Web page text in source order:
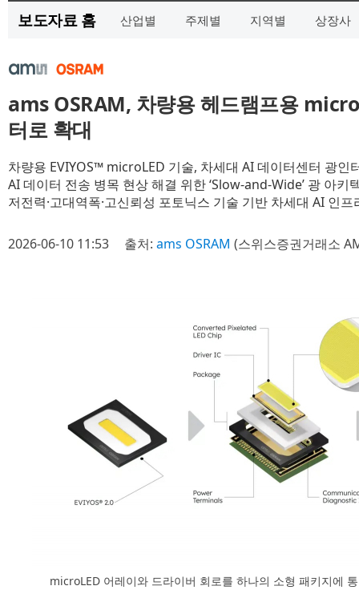
보도자료 홈 산업별 주제별 지역별 상장사
ams OSRAM, 차량용 헤드램프용
터로 확대
차량용 EVIYOS™ microLED 기술, 차세대 AI 데이터센터 광인
AI 데이터 전송 병목 현상 해결 위한 ‘Slow-and-Wide’ 광 아키
저전력·고대역폭·고신뢰성 포토닉스 기술 기반 차세대 AI 인
2026-06-10 11:53 출처: ams OSRAM (스위스증권거래소
microLED 어레이와 드라이버 회로를 하나의 소형 패키지에